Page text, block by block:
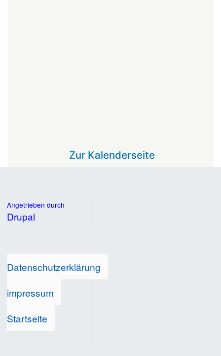
Zur Kalenderseite
Angetrieben durch
Drupal
Datenschutzerklärung
impressum
Startseite